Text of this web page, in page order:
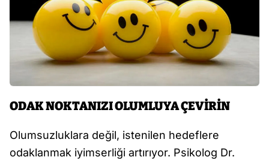
ODAK NOKTANIZI OLUMLUYA ÇEVİRİN
Olumsuzluklara değil, istenilen hedeflere
odaklanmak iyimserliği artırıyor. Psikolog Dr.